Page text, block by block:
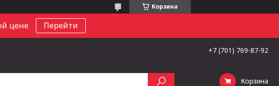
Корзина
цене Перейти
+7 (701) 769-87-92
Корзина